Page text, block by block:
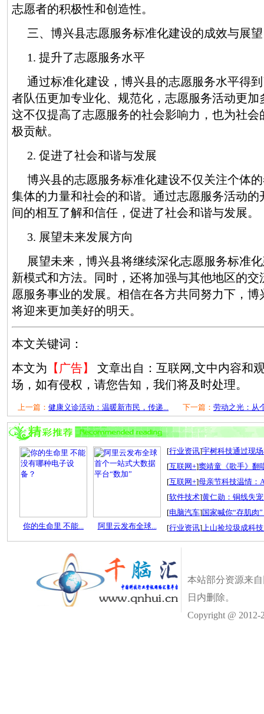
志愿者的积极性和创造性。
三、博兴县志愿服务标准化建设的成效与展望
1. 提升了志愿服务水平
通过标准化建设，博兴县的志愿服务水平得
者队伍更加专业化、规范化，志愿服务活动更加
这不仅提高了志愿服务的社会影响力，也为社会
极贡献。
2. 促进了社会和谐与发展
博兴县的志愿服务标准化建设不仅关注个体
集体的力量和社会的和谐。通过志愿服务活动的
间的相互了解和信任，促进了社会和谐与发展。
3. 展望未来发展方向
展望未来，博兴县将继续深化志愿服务标准
新模式和方法。同时，还将加强与其他地区的
愿服务事业的发展。相信在各方共同努力下，
将迎来更加美好的明天。
本文关键词：
本文为 【广告】
文章出自：互联网,文中内容和
场，如有侵权，请您告知，我们将及时处理。
上一篇： 健康义诊活动：温暖新市民，传递... 下一篇： 劳动之光：从
你的生命里 不能... 阿里云发布全球...
[行业资讯]宇树科技通过现
[互联网+]窦靖童《歌手》翻
[互联网+]母亲节科技温情：
[软件技术]黄仁勋：铜线失
[电脑汽车]国家喊你“存肌肉
[行业资讯]上山捡垃圾成科
本站部分资源来
日内删除。
Copyright @ 2012-